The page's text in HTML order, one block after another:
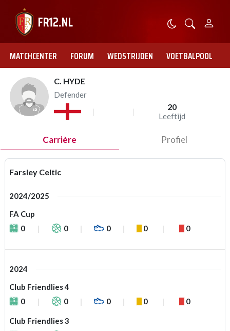
MATCHCENTER FORUM WEDSTRIJDEN VOETBALPOOL
C. HYDE
Defender
20
Leeftijd
Carrière Profiel
Farsley Celtic
2024/2025
FA Cup
0
0 0 0 0
2024
Club Friendlies 4
0
0 0 0 0
Club Friendlies 3